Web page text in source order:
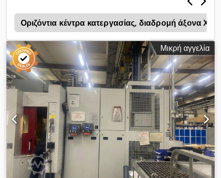
x 500 mm Αυτόματος αλλαγέας εργαλείων υψηλής ταχύτητας
ως αλλαγέας διπλού βραχίονα για 60 εργαλεία Οριζόντια
φρεζαρισματική και διάτρητη κατεργασία Πολυδιάστατη
κατεργασία σε συνδυασμό με περιστρεφόμενη τράπεζα ως 4ο
άξονα Γραμμική οδήγηση και στους τρεις άξονες Γυάλινες
κλίμακες και στους άξονες Μέτρηση εργαλείων με λέιζερ,
αισθητήρας μέτρησης τεμαχίου RENISHAW IKZ 40 Bar Πλήρης
προστατευτική επένδυση από πιτσιλίσματα Καθαρισμός
υψηλής πίεσης Φωτιστικό χώρου εργασίας 3826
Οριζόντια κέντρα κατεργασίας, διαδρομή άξονα Χ
Μικρή αγγελία